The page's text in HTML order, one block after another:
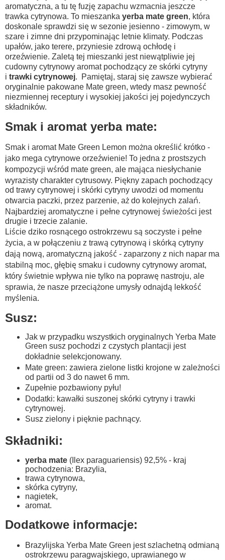
aromatyczna, a tu tę fuzję zapachu wzmacnia jeszcze
trawka cytrynowa. To mieszanka yerba mate green, która
doskonale sprawdzi się w sezonie jesienno - zimowym, w
szare i zimne dni przypominając letnie klimaty. Podczas
upałów, jako terere, przyniesie zdrową ochłodę i
orzeźwienie. Zaletą tej mieszanki jest niewątpliwie jej
cudowny cytrynowy aromat pochodzący ze skórki cytryny
i trawki cytrynowej.
Pamiętaj, staraj się zawsze wybierać
oryginalnie pakowane Mate green, wtedy masz pewność
niezmiennej receptury i wysokiej jakości jej pojedynczych
składników.
Smak i aromat yerba mate:
Smak i aromat Mate Green Lemon można określić krótko -
jako mega cytrynowe orzeźwienie! To jedna z prostszych
kompozycji wśród mate green, ale mająca niesłychanie
wyrazisty charakter cytrusowy. Piękny zapach pochodzący
od trawy cytrynowej i skórki cytryny uwodzi od momentu
otwarcia paczki, przez parzenie, aż do kolejnych zalań.
Najbardziej aromatyczne i pełne cytrynowej świeżości jest
drugie i trzecie zalanie.
Liście dziko rosnącego ostrokrzewu są soczyste i pełne
życia, a w połączeniu z trawą cytrynową i skórką cytryny
dają nową, aromatyczną jakość - zaparzony z nich napar ma
stabilną moc, głębię smaku i cudowny cytrynowy aromat,
który świetnie wpływa nie tylko na poprawę nastroju, ale
sprawia, że nasze przeciążone umysły odnajdą lekkość
myślenia.
Susz:
Jak w przypadku wszystkich oryginalnych Yerba Mate
Green susz pochodzi z czystych plantacji jest
dokładnie selekcjonowany.
Mate green: zawiera zielone listki krojone w zależności
od partii od 3 do nawet 6 mm.
Zupełnie pozbawiony pyłu!
Dodatki: kawałki suszonej skórki cytryny i trawki
cytrynowej.
Susz zielony i pięknie pachnący.
Składniki:
yerba mate (Ilex paraguariensis) 92,5% - kraj
pochodzenia: Brazylia,
trawa cytrynowa,
skórka cytryny,
nagietek,
aromat.
Dodatkowe informacje:
Brazylijska Yerba Mate Green jest szlachetną odmianą
ostrokrzewu paragwajskiego, uprawianego w